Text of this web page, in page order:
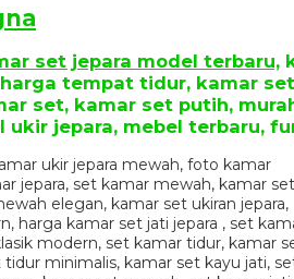
set jepara model terbaru,
tempat tidur, kamar
set, kamar set putih,
ukir jepara, mebel terbaru,